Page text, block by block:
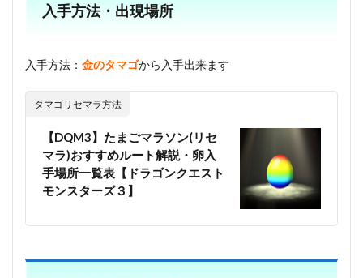
入手方法・出現場所
入手方法： 金のタマゴから入手出来ます
タマゴリセマラ方法
【DQM3】たまごマラソン(リセ
マラ)おすすめルート解説・卵入
手場所一覧表【ドラゴンクエスト
モンスターズ３】